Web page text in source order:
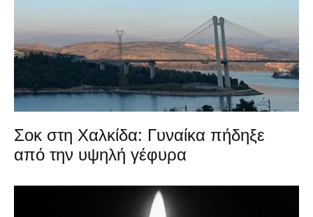
Σοκ στη Χαλκίδα: Γυναίκα πήδηξε
από την υψηλή γέφυρα